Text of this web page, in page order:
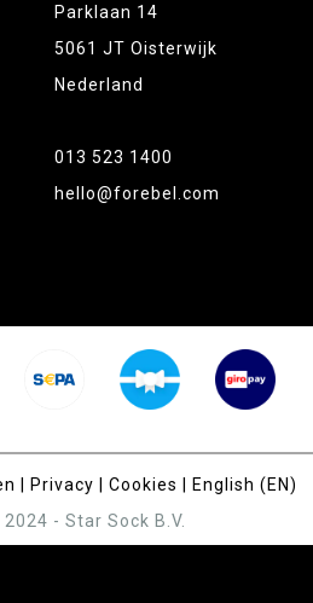
Parklaan 14
5061 JT Oisterwijk
Nederland
013 523 1400
hello@forebel.com
Privacy Cookies
English (EN)
- Star Sock B.V.